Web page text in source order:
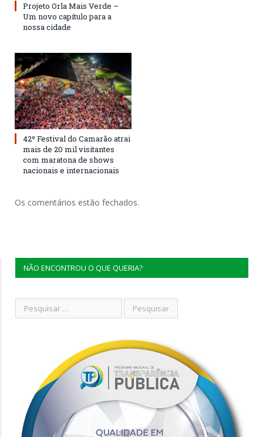
Projeto Orla Mais Verde –
Um novo capítulo para a
nossa cidade
42º Festival do Camarão atrai
mais de 20 mil visitantes
com maratona de shows
nacionais e internacionais
Os comentários estão fechados.
NÃO ENCONTROU O QUE QUERIA?